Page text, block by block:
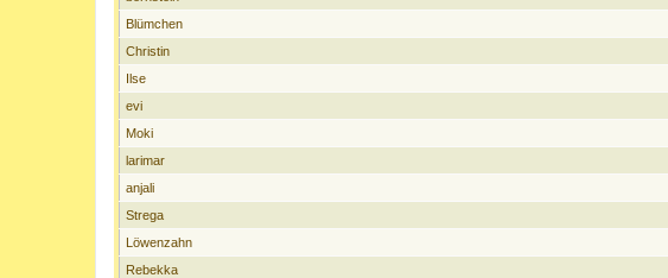
Blümchen
Christin
Ilse
evi
Moki
larimar
anjali
Strega
Löwenzahn
Rebekka